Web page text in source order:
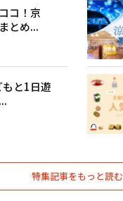
コ！京
とめ...
もと1日遊
特集記事をもっと読む